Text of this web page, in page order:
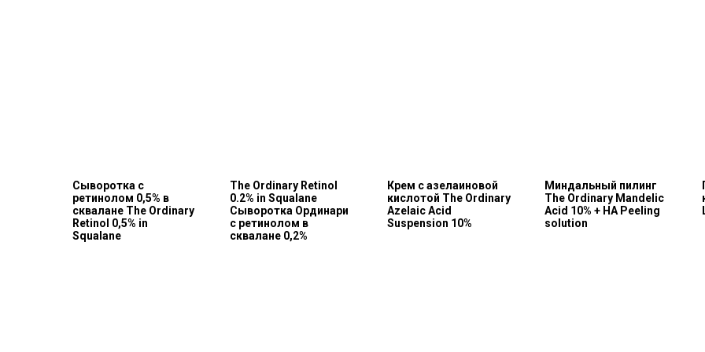
Cыворотка с
ретинолом 0,5% в
сквалане The Ordinary
Retinol 0,5% in
Squalane
The Ordinary Retinol
0.2% in Squalane
Сыворотка Ординари
с ретинолом в
сквалане 0,2%
Крем с азелаиновой
кислотой The Ordinary
Azelaic Acid
Suspension 10%
Миндальный пилинг
The Ordinary Mandelic
Acid 10% + HA Peeling
solution